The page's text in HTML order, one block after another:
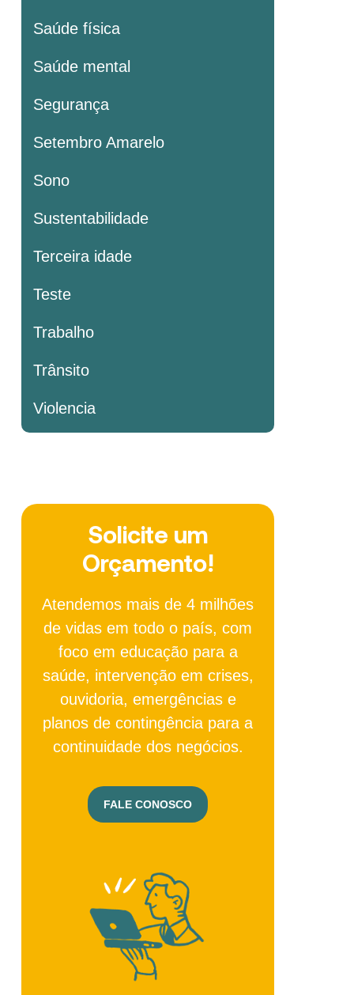
Saúde física
Saúde mental
Segurança
Setembro Amarelo
Sono
Sustentabilidade
Terceira idade
Teste
Trabalho
Trânsito
Violencia
Solicite um
Orçamento!
Atendemos mais de 4 milhões
de vidas em todo o país, com
foco em educação para a
saúde, intervenção em crises,
ouvidoria, emergências e
planos de contingência para a
continuidade dos negócios.
FALE CONOSCO